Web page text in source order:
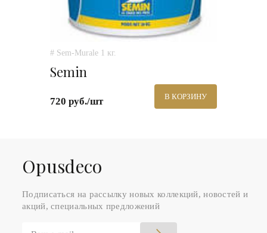
# Sem-Murale 1 кг.
Semin
720 руб./шт В КОРЗИНУ
Оpusdeco
Подписаться на рассылку новых коллекций, новостей и
акций, специальных предложений